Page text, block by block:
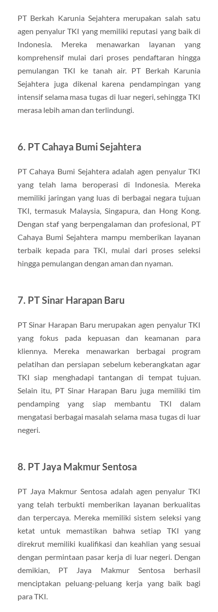
PT Berkah Karunia Sejahtera merupakan salah satu
agen penyalur TKI yang memiliki reputasi yang baik di
Indonesia. Mereka menawarkan layanan yang
komprehensif mulai dari proses pendaftaran hingga
pemulangan TKI ke tanah air. PT Berkah Karunia
Sejahtera juga dikenal karena pendampingan yang
intensif selama masa tugas di luar negeri, sehingga TKI
merasa lebih aman dan terlindungi.
6. PT Cahaya Bumi Sejahtera
PT Cahaya Bumi Sejahtera adalah agen penyalur TKI
yang telah lama beroperasi di Indonesia. Mereka
memiliki jaringan yang luas di berbagai negara tujuan
TKI, termasuk Malaysia, Singapura, dan Hong Kong.
Dengan staf yang berpengalaman dan profesional, PT
Cahaya Bumi Sejahtera mampu memberikan layanan
terbaik kepada para TKI, mulai dari proses seleksi
hingga pemulangan dengan aman dan nyaman.
7. PT Sinar Harapan Baru
PT Sinar Harapan Baru merupakan agen penyalur TKI
yang fokus pada kepuasan dan keamanan para
kliennya. Mereka menawarkan berbagai program
pelatihan dan persiapan sebelum keberangkatan agar
TKI siap menghadapi tantangan di tempat tujuan.
Selain itu, PT Sinar Harapan Baru juga memiliki tim
pendamping yang siap membantu TKI dalam
mengatasi berbagai masalah selama masa tugas di luar
negeri.
8. PT Jaya Makmur Sentosa
PT Jaya Makmur Sentosa adalah agen penyalur TKI
yang telah terbukti memberikan layanan berkualitas
dan terpercaya. Mereka memiliki sistem seleksi yang
ketat untuk memastikan bahwa setiap TKI yang
direkrut memiliki kualifikasi dan keahlian yang sesuai
dengan permintaan pasar kerja di luar negeri. Dengan
demikian, PT Jaya Makmur Sentosa berhasil
menciptakan peluang-peluang kerja yang baik bagi
para TKI.